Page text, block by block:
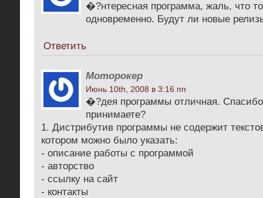
�?нтересная программа, жаль, что
одновременно. Будут ли новые
Ответить
Моторокер
Июнь 10th, 2008 в 3:16 пп
�?дея программы отличная.
принимаете?
1. Дистрибутив программы не содержит
котором можно было указать:
- описание работы с программой
- авторство
- ссылку на сайт
- контакты